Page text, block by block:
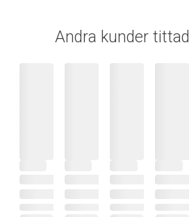
Andra kunder